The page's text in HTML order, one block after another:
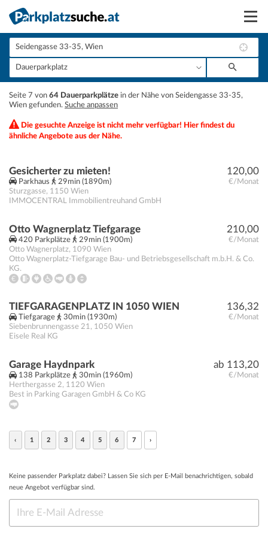
Suchen
Vermieten
Anmelden
Seite 7 von 64 Dauerparkplätze in der Nähe von Seidengasse 33-35,
Wien gefunden. Suche anpassen
Die gesuchte Anzeige ist nicht mehr verfügbar! Hier findest du
ähnliche Angebote aus der Nähe.
120,00
€/Monat
Gesicherter zu mieten!
Parkhaus
29min (1890m)
Sturzgasse, 1150 Wien
IMMOCENTRAL Immobilientreuhand GmbH
210,00
€/Monat
Otto Wagnerplatz Tiefgarage
420 Parkplätze
29min (1900m)
Otto Wagnerplatz, 1090 Wien
Otto Wagnerplatz-Tiefgarage Bau- und Betriebsgesellschaft m.b.H. & Co.
KG.
136,32
€/Monat
TIEFGARAGENPLATZ IN 1050 WIEN
Tiefgarage
30min (1930m)
Siebenbrunnengasse 21, 1050 Wien
Eisele Real KG
ab 113,20
€/Monat
Garage Haydnpark
138 Parkplätze
30min (1960m)
Herthergasse 2, 1120 Wien
Best in Parking Garagen GmbH & Co KG
‹ 1 2 3 4 5 6 7 ›
Keine passender Parkplatz dabei? Lassen Sie sich per E-Mail benachrichtigen, sobald
neue Angebot verfügbar sind.
+
−